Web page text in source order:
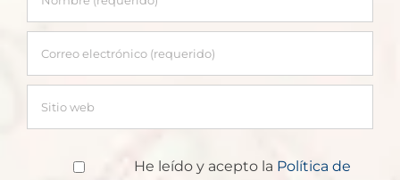
He leído y acepto la Política de